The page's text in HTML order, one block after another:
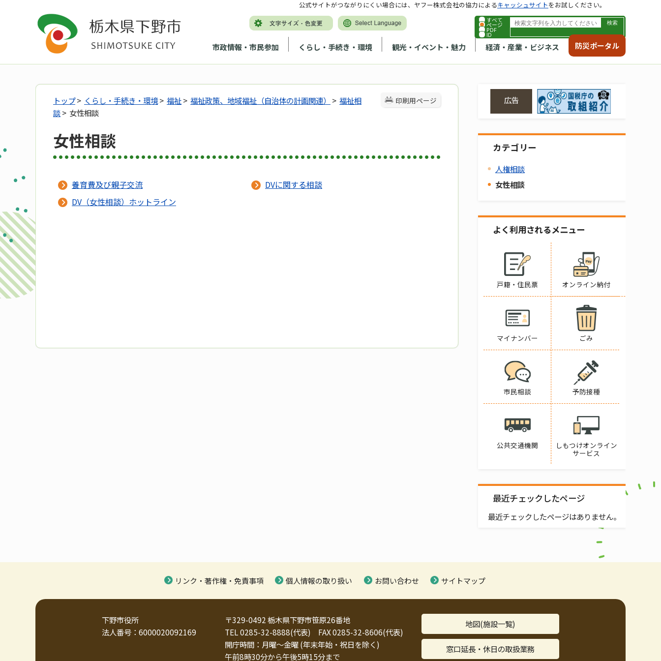
すべて
ページ
PDF
ID
市政情報・市民参加 くらし・手続き・環境 観光・イベント・魅力 経済・産業・ビジネス 防災ポータル
公式サイトがつながりにくい場合には、ヤフー株式会社の協力によるキャッシュサイトをお試しください。
印刷用ページ
トップ> くらし・手続き・環境> 福祉> 福祉政策、地域福祉（自治体の計画関連） > 福祉相
談> 女性相談
女性相談
養育費及び親子交流
DVに関する相談
DV（女性相談）ホットライン
広告
カテゴリー
人権相談
女性相談
よく利用されるメニュー
戸籍・住民票 オンライン納付
マイナンバー ごみ
市民相談 予防接種
公共交通機関
しもつけオンライン
サービス
最近チェックしたページ
最近チェックしたページはありません。
リンク・著作権・免責事項 個人情報の取り扱い お問い合わせ サイトマップ
下野市役所
法人番号：6000020092169
〒329-0492 栃木県下野市笹原26番地
TEL 0285-32-8888(代表) FAX 0285-32-8606(代表)
開庁時間：月曜～金曜 (年末年始・祝日を除く)
午前8時30分から午後5時15分まで
地図(施設一覧)
窓口延長・休日の取扱業務